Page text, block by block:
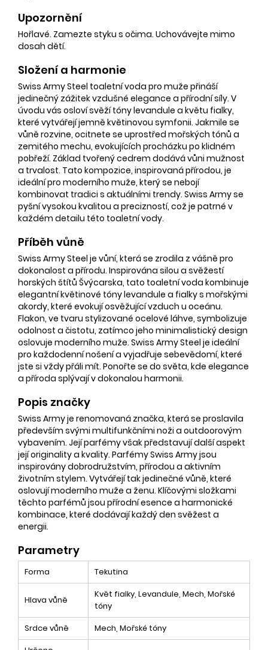
Upozornění
Hořlavé. Zamezte styku s očima. Uchovávejte mimo
dosah dětí.
Složení a harmonie
Swiss Army Steel toaletní voda pro muže přináší
jedinečný zážitek vzdušné elegance a přírodní síly. V
úvodu vás osloví svěží tóny levandule a květu fialky,
které vytvářejí jemně květinovou symfonii. Jakmile se
vůně rozvine, ocitnete se uprostřed mořských tónů a
zemitého mechu, evokujících procházku po klidném
pobřeží. Základ tvořený cedrem dodává vůni mužnost
a trvalost. Tato kompozice, inspirovaná přírodou, je
ideální pro moderního muže, který se nebojí
kombinovat tradici s aktuálními trendy. Swiss Army se
pyšní vysokou kvalitou a precizností, což je patrné v
každém detailu této toaletní vody.
Příběh vůně
Swiss Army Steel je vůní, která se zrodila z vášně pro
dokonalost a přírodu. Inspirována silou a svěžestí
horských štítů Švýcarska, tato toaletní voda kombinuje
elegantní květinové tóny levandule a fialky s mořskými
akordy, které evokují osvěžující vzduch u oceánu.
Flakon, ve tvaru stylizované ocelové láhve, symbolizuje
odolnost a čistotu, zatímco jeho minimalistický design
oslovuje moderního muže. Swiss Army Steel je ideální
pro každodenní nošení a vyjadřuje sebevědomí, které
jste si vždy přáli mít. Ponořte se do světa, kde elegance
a příroda splývají v dokonalou harmonii.
Popis značky
Swiss Army je renomovaná značka, která se proslavila
především svými multifunkčními noži a outdoorovým
vybavením. Její parfémy však představují další aspekt
její originality a kvality. Parfémy Swiss Army jsou
inspirovány dobrodružstvím, přírodou a aktivním
životním stylem. Vytvářejí tak jedinečné vůně, které
oslovují moderního muže a ženu. Klíčovými složkami
těchto parfémů jsou přírodní esence a harmonické
kombinace, které dodávají každý den svěžest a
energii.
Parametry
Forma Tekutina
Hlava vůně
Květ fialky, Levandule, Mech, Mořské
tóny
Srdce vůně
Mech, Mořské tóny